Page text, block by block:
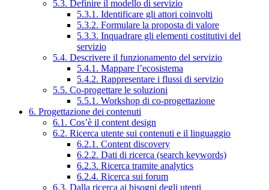
5.3. Definire il modello di servizio
5.3.1. Identificare gli attori coinvolti
5.3.2. Formulare la proposta di valore
5.3.3. Inquadrare gli elementi costitutivi del
servizio
5.4. Descrivere il funzionamento del servizio
5.4.1. Mappare l’ecosistema
5.4.2. Rappresentare i flussi di servizio
5.5. Co-progettare le soluzioni
5.5.1. Workshop di co-progettazione
6. Progettazione dei contenuti
6.1. Cos’è il content design
6.2. Ricerca utente sui contenuti e il linguaggio
6.2.1. Content discovery
6.2.2. Dati di ricerca (search keywords)
6.2.3. Ricerca tramite analytics
6.2.4. Ricerca sui forum
6.3. Dalla ricerca ai bisogni degli utenti